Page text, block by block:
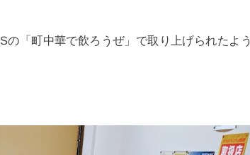
「町中華で飲ろうぜ」で取り上げられたよう